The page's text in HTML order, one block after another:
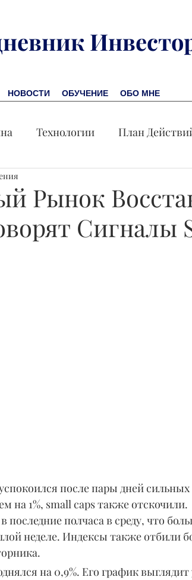
НОВОСТИ ОБУЧЕНИЕ ОБО МНЕ
Технологии План
Обучение
Акция дня
Рынок
Сигналы
после пары дней сильных
на 1%, small caps также отскочили.
последние полчаса в среду, что
неделе. Индексы также отбили
на 0,9%. Его график